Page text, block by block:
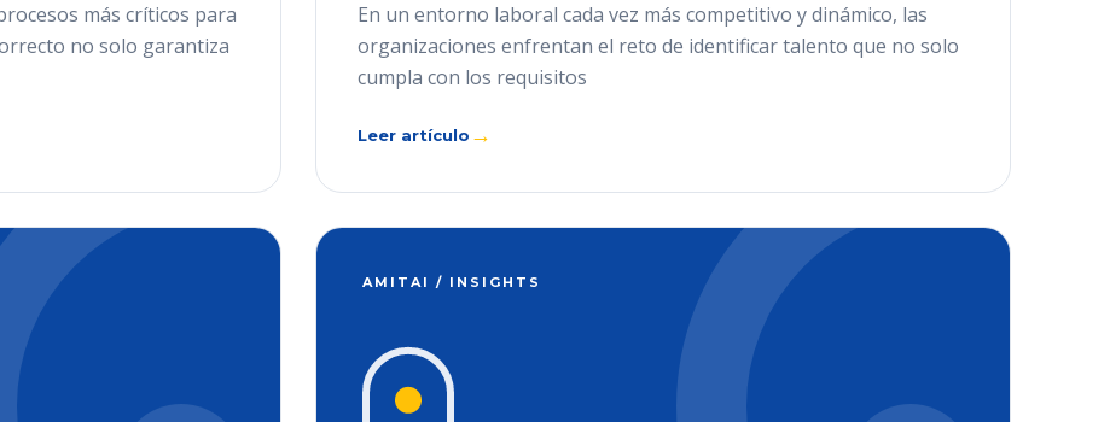
más críticos para
no solo garantiza
En un entorno laboral cada vez más competitivo y dinámico, las
organizaciones enfrentan el reto de identificar talento que no solo
cumpla con los requisitos
Leer artículo →
AMITAI / INSIGHTS